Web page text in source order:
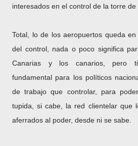
interesados en el control de la torre de
Total, lo de los aeropuertos queda
del control, nada o poco significa
Canarias y los canarios, pero
fundamental para los políticos
de trabajo que controlar, para
tupida, si cabe, la red clientelar que
aferrados al poder, desde ni se sabe.